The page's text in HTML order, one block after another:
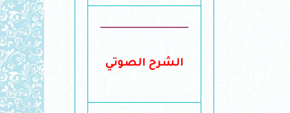
__________________
الشرح الصوتي